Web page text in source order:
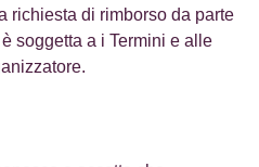
richiesta di rimborso da parte
soggetta a i Termini e alle